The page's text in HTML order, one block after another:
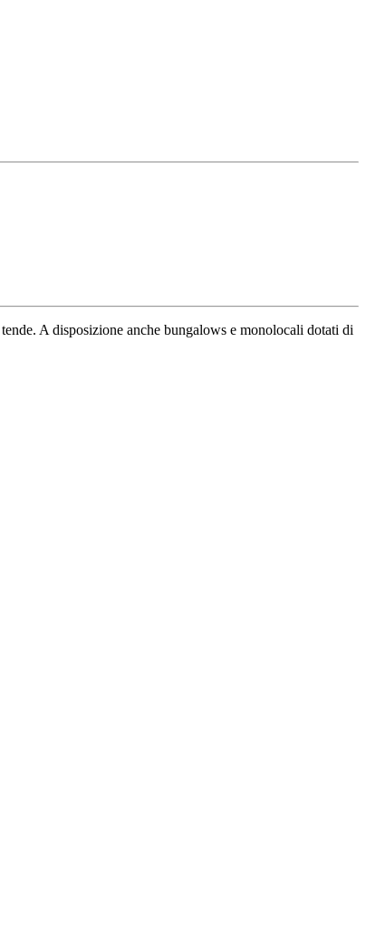
A disposizione anche bungalows e monolocali dotati di